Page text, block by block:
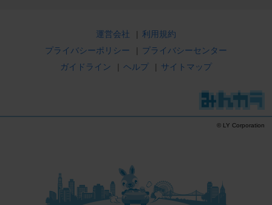
運営会社 | 利用規約
プライバシーポリシー
| プライバシーセンター
ガイドライン
| ヘルプ | サイトマップ
© LY Corporation